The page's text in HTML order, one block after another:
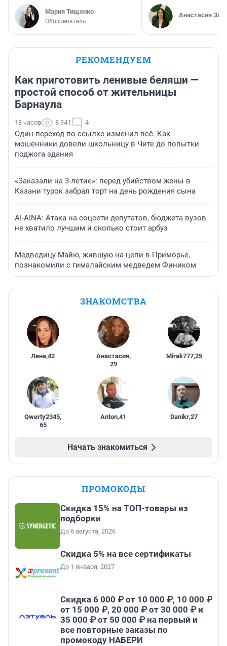
Мария Тищенко
Обозреватель
Анастасия
РЕКОМЕНДУЕМ
Как приготовить ленивые беляши —
простой способ от жительницы
Барнаула
18 часов 8 941 4
Один переход по ссылке изменил всё. Как
мошенники довели школьницу в Чите до попытки
поджога здания
«Заказали на 3-летие»: перед убийством жены в
Казани турок забрал торт на день рождения сына
AI-AINA: Атака на соцсети депутатов, бюджета вузов
не хватило лучшим и сколько стоит арбуз
Медведицу Майю, жившую на цепи в Приморье,
познакомили с гималайским медведем Фиником
ЗНАКОМСТВА
Лена,42 Анастасия,
29
Mirak777,25
Qwerty2345,
65
Anton,41 Danikr,27
Начать знакомиться
ПРОМОКОДЫ
Скидка 15% на ТОП-товары из
подборки
До 6 августа, 2026
Скидка 5% на все сертификаты
До 1 января, 2027
Скидка 6 000 ₽ от 10 000 ₽, 10 000 ₽
от 15 000 ₽, 20 000 ₽ от 30 000 ₽ и
35 000 ₽ от 50 000 ₽ на первый и
все повторные заказы по
промокоду НАБЕРИ